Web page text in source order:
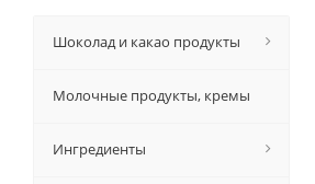
Шоколад и какао продукты
Молочные продукты, кремы
Ингредиенты